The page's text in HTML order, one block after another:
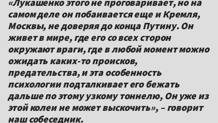
самом деле он побаивается еще и Кремля,
Москвы, не доверяя до конца Путину. Он
живет в мире, где его со всех сторон
окружают враги, где в любой момент можно
ожидать каких-то происков,
предательства, и эта особенность
психологии подталкивает его бежать
дальше по этому узкому тоннелю, Он уже из
этой колеи не может выскочить», – говорит
наш собеседник.